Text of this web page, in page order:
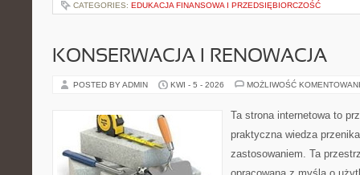
CATEGORIES: EDUKACJA FINANSOWA I PRZEDSIĘBIORCZOŚĆ
KONSERWACJA I RENOWACJA
POSTED BY ADMIN KWI - 5 - 2026 MOŻLIWOŚĆ
Ta strona internetowa to
praktyczna wiedza
zastosowaniem. Ta